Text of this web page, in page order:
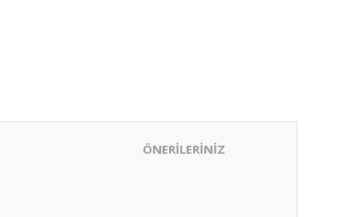
ÖNERİLERİNİZ